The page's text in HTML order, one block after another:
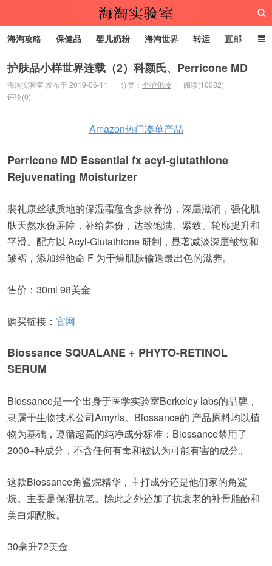
海淘攻略 保健品 婴儿奶粉 海淘世界 转运 直邮
代购服务
护肤品小样世界连载（2）科颜氏、Perricone MD
海淘实验室 发布于 2019-06-11 分类： 个护化妆
阅读(10082)
评论(0)
Amazon热门凑单产品
Perricone MD Essential fx acyl-glutathione
Rejuvenating Moisturizer
裴礼康丝绒质地的保湿霜蕴含多款养份，深层滋润，强化肌
肤天然水份屏障，补给养份，达致饱满、紧致、轮廓提升和
平滑。配方以 Acyl-Glutathione 研制，显著减淡深层皱纹和
皱褶，添加维他命 F 为干燥肌肤输送最出色的滋养。
售价：30ml 98美金
购买链接： 官网
Biossance SQUALANE + PHYTO-RETINOL
SERUM
Biossance是一个出身于医学实验室Berkeley labs的品牌，
隶属于生物技术公司Amyris。Biossance的 产品原料均以植
物为基础，遵循超高的纯净成分标准：Biossance禁用了
2000+种成分，不含任何有毒和被认为可能有害的成分。
这款Biossance角鲨烷精华，主打成分还是他们家的角鯊
烷。主要是保湿抗老。除此之外还加了抗衰老的补骨脂酚和
美白烟酰胺。
30毫升72美金